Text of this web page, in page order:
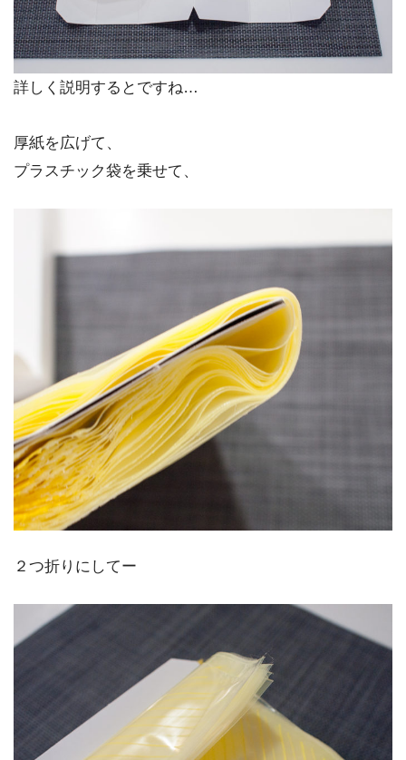
詳しく説明するとですね…
厚紙を広げて、
プラスチック袋を乗せて、
２つ折りにしてー